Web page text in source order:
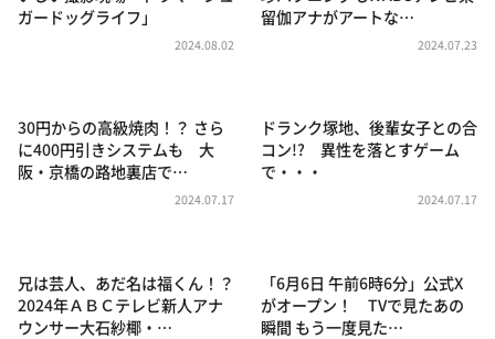
教えて！ニュースライブ 正義のミカタ
ポツンと一軒家
ザキ山小屋本館
ガードッグライフ」
2024.08.02
留伽アナがアートな…
2024.07.23
30円からの高級焼肉！？ さら
に400円引きシステムも 大
阪・京橋の路地裏店で…
2024.07.17
ドランク塚地、後輩女子との合
コン!? 異性を落とすゲーム
で・・・
2024.07.17
兄は芸人、あだ名は福くん！？
2024年ＡＢＣテレビ新人アナ
ウンサー大石紗椰・…
「6月6日 午前6時6分」公式X
がオープン！ TVで見たあの
瞬間 もう一度見た…